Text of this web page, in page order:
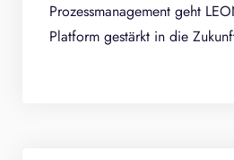
Prozessmanagement geht
Platform gestärkt in die